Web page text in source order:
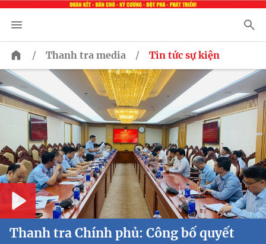
/ Thanh tra media / Tin tức sự kiện
Play
Thanh tra Chính phủ: Công bố quyết